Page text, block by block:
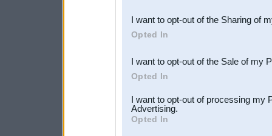
Downstream Participants
third parties.
I want to opt-out of the Sharing of
Opted In
I want to opt-out of the Sale of my
Opted In
I want to opt-out of processing my
Advertising.
Opted In